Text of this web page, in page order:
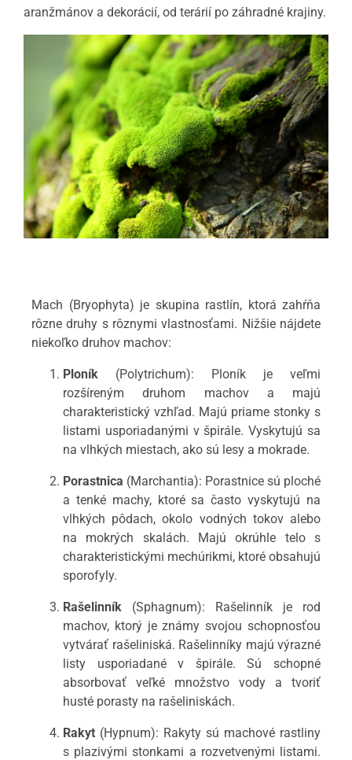
aranžmánov a dekorácií, od terárií po záhradné krajiny.
Mach (Bryophyta) je skupina rastlín, ktorá zahŕňa
rôzne druhy s rôznymi vlastnosťami. Nižšie nájdete
niekoľko druhov machov:
Ploník (Polytrichum): Ploník je veľmi
rozšíreným druhom machov a majú
charakteristický vzhľad. Majú priame stonky s
listami usporiadanými v špirále. Vyskytujú sa
na vlhkých miestach, ako sú lesy a mokrade.
Porastnica (Marchantia): Porastnice sú ploché
a tenké machy, ktoré sa často vyskytujú na
vlhkých pôdach, okolo vodných tokov alebo
na mokrých skalách. Majú okrúhle telo s
charakteristickými mechúrikmi, ktoré obsahujú
sporofyly.
Rašelinník (Sphagnum): Rašelinník je rod
machov, ktorý je známy svojou schopnosťou
vytvárať rašeliniská. Rašelinníky majú výrazné
listy usporiadané v špirále. Sú schopné
absorbovať veľké množstvo vody a tvoriť
husté porasty na rašeliniskách.
Rakyt (Hypnum): Rakyty sú machové rastliny
s plazivými stonkami a rozvetvenými listami.